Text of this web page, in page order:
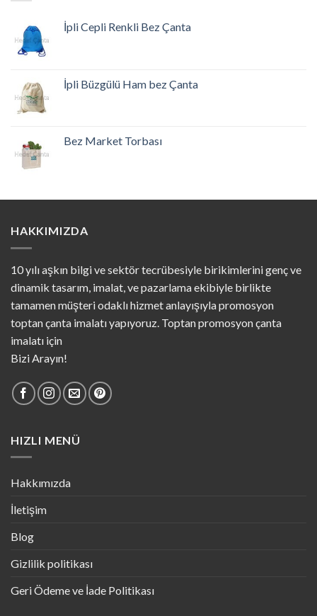
İpli Cepli Renkli Bez Çanta
İpli Büzgülü Ham bez Çanta
Bez Market Torbası
HAKKIMIZDA
10 yılı aşkın bilgi ve sektör tecrübesiyle birikimlerini genç ve
dinamik tasarım, imalat, ve pazarlama ekibiyle birlikte
tamamen müşteri odaklı hizmet anlayışıyla promosyon
toptan çanta imalatı yapıyoruz. Toptan promosyon çanta
imalatı için
Bizi Arayın!
HIZLI MENÜ
Hakkımızda
İletişim
Blog
Gizlilik politikası
Geri Ödeme ve İade Politikası